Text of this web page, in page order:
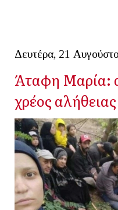
Δευτέρα, 21
Άταφη Μαρία:
χρέος αλήθειας